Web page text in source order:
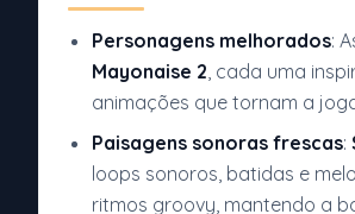
Personagens melhorados:
Mayonaise 2, cada uma
animações que tornam a
Paisagens sonoras frescas:
loops sonoros, batidas e
ritmos groovy, mantendo a